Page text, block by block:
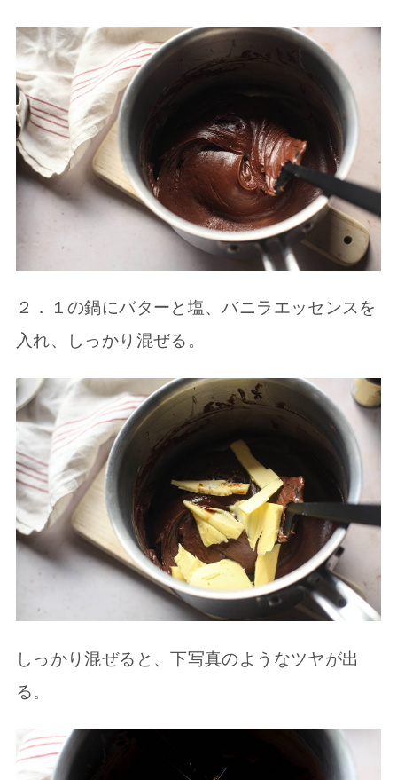
２．１の鍋にバターと塩、バニラエッセンスを
入れ、しっかり混ぜる。
しっかり混ぜると、下写真のようなツヤが出
る。